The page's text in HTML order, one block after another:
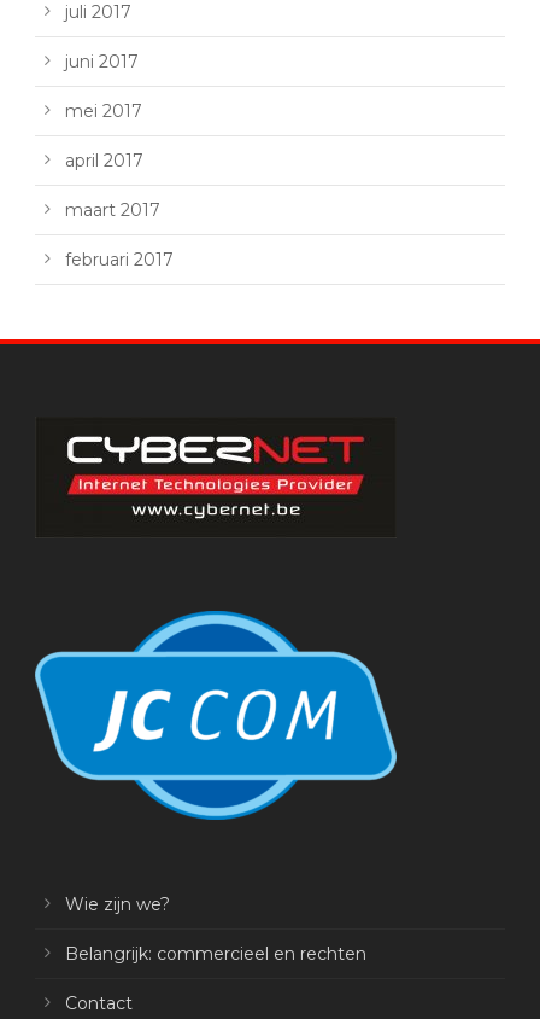
juli 2017
juni 2017
mei 2017
april 2017
maart 2017
februari 2017
Wie zijn we?
Belangrijk: commercieel en rechten
Contact